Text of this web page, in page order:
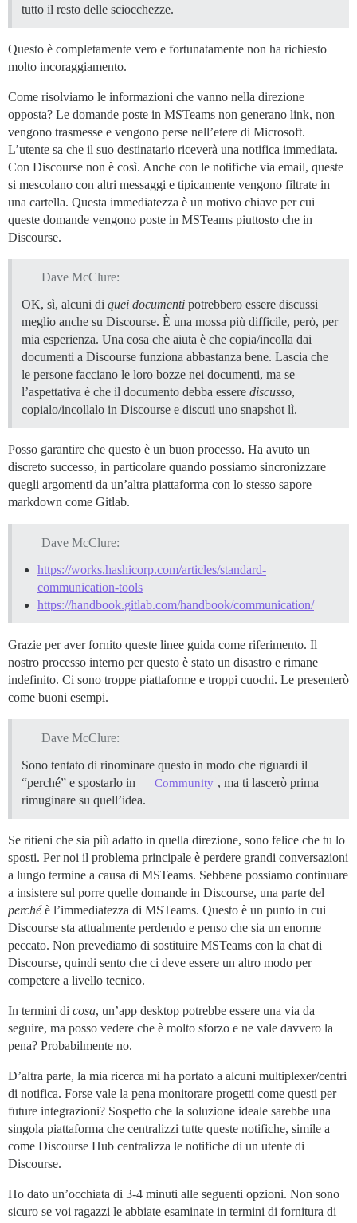
tutto il resto delle sciocchezze.
Questo è completamente vero e fortunatamente non ha richiesto
molto incoraggiamento.
Come risolviamo le informazioni che vanno nella direzione
opposta? Le domande poste in MSTeams non generano link, non
vengono trasmesse e vengono perse nell’etere di Microsoft.
L’utente sa che il suo destinatario riceverà una notifica immediata.
Con Discourse non è così. Anche con le notifiche via email, queste
si mescolano con altri messaggi e tipicamente vengono filtrate in
una cartella. Questa immediatezza è un motivo chiave per cui
queste domande vengono poste in MSTeams piuttosto che in
Discourse.
Dave McClure:
OK, sì, alcuni di quei documenti potrebbero essere discussi
meglio anche su Discourse. È una mossa più difficile, però, per
mia esperienza. Una cosa che aiuta è che copia/incolla dai
documenti a Discourse funziona abbastanza bene. Lascia che
le persone facciano le loro bozze nei documenti, ma se
l’aspettativa è che il documento debba essere discusso,
copialo/incollalo in Discourse e discuti uno snapshot lì.
Posso garantire che questo è un buon processo. Ha avuto un
discreto successo, in particolare quando possiamo sincronizzare
quegli argomenti da un’altra piattaforma con lo stesso sapore
markdown come Gitlab.
Dave McClure:
https://works.hashicorp.com/articles/standard-
communication-tools
https://handbook.gitlab.com/handbook/communication/
Grazie per aver fornito queste linee guida come riferimento. Il
nostro processo interno per questo è stato un disastro e rimane
indefinito. Ci sono troppe piattaforme e troppi cuochi. Le presenterò
come buoni esempi.
Dave McClure:
Sono tentato di rinominare questo in modo che riguardi il
“perché” e spostarlo in
Community , ma ti lascerò prima
rimuginare su quell’idea.
Se ritieni che sia più adatto in quella direzione, sono felice che tu lo
sposti. Per noi il problema principale è perdere grandi conversazioni
a lungo termine a causa di MSTeams. Sebbene possiamo continuare
a insistere sul porre quelle domande in Discourse, una parte del
perchéè l’immediatezza di MSTeams. Questo è un punto in cui
Discourse sta attualmente perdendo e penso che sia un enorme
peccato. Non prevediamo di sostituire MSTeams con la chat di
Discourse, quindi sento che ci deve essere un altro modo per
competere a livello tecnico.
In termini di cosa, un’app desktop potrebbe essere una via da
seguire, ma posso vedere che è molto sforzo e ne vale davvero la
pena? Probabilmente no.
D’altra parte, la mia ricerca mi ha portato a alcuni multiplexer/centri
di notifica. Forse vale la pena monitorare progetti come questi per
future integrazioni? Sospetto che la soluzione ideale sarebbe una
singola piattaforma che centralizzi tutte queste notifiche, simile a
come Discourse Hub centralizza le notifiche di un utente di
Discourse.
Ho dato un’occhiata di 3-4 minuti alle seguenti opzioni. Non sono
sicuro se voi ragazzi le abbiate esaminate in termini di fornitura di